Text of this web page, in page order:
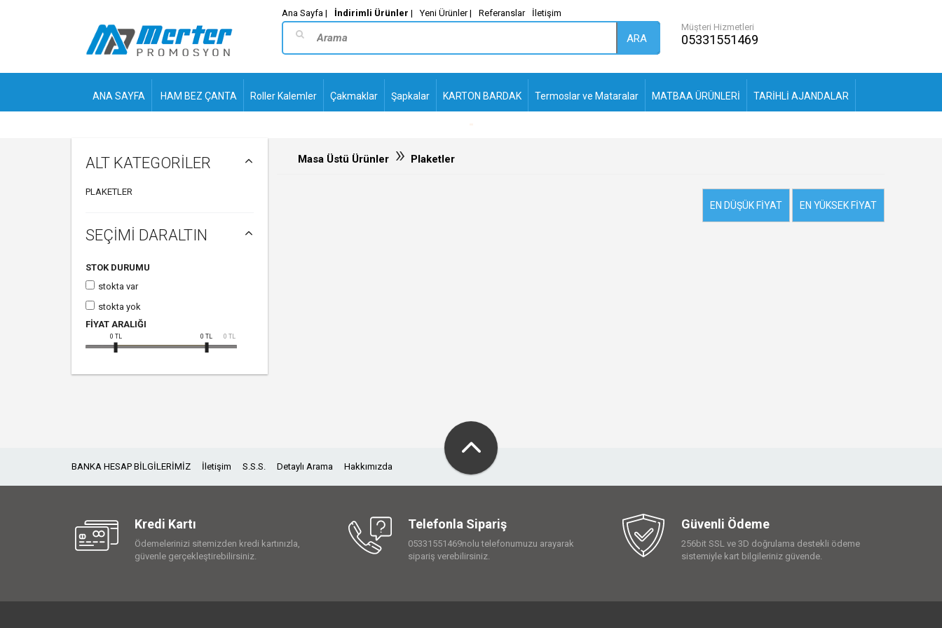
Ana Sayfa | İndirimli Ürünler | Yeni Ürünler | Referanslar İletişim
ARA
Müşteri Hizmetleri
05331551469
ANA SAYFA HAM BEZ ÇANTA Roller Kalemler Çakmaklar Şapkalar KARTON BARDAK Termoslar ve Mataralar MATBAA ÜRÜNLERİ TARİHLİ AJANDALAR
ALT KATEGORİLER
PLAKETLER
SEÇİMİ DARALTIN
STOK DURUMU
stokta var
stokta yok
FIYAT ARALIĞI
0 TL
0 TL 0 TL
Masa Üstü Ürünler» Plaketler
EN DÜŞÜK FIYAT EN YÜKSEK FIYAT
BANKA HESAP BİLGİLERİMİZ İletişim S.S.S. Detaylı Arama Hakkımızda
Kredi Kartı
Ödemelerinizi sitemizden kredi kartınızla,
güvenle gerçekleştirebilirsiniz.
Telefonla Sipariş
05331551469nolu telefonumuzu arayarak
sipariş verebilirsiniz.
Güvenli Ödeme
256bit SSL ve 3D doğrulama destekli ödeme
sistemiyle kart bilgileriniz güvende.